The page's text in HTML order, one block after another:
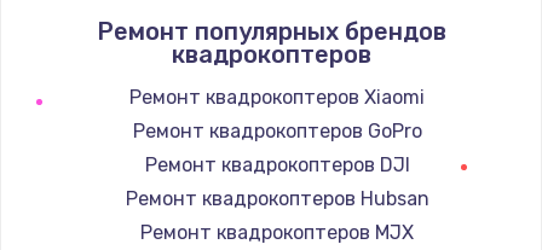
Заказать
Замена / ремонт электронного модуля
управления
600 руб.
Заказать
Ремонт популярных брендов
квадрокоптеров
Ремонт квадрокоптеров Xiaomi
Ремонт квадрокоптеров GoPro
Ремонт квадрокоптеров DJI
Ремонт квадрокоптеров Hubsan
Ремонт квадрокоптеров MJX